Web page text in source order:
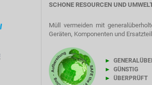
SCHONE RESOURCEN UND
Müll vermeiden mit
Geräten, Komponenten und
►
► GÜNSTIG
► ÜBERPRÜFT